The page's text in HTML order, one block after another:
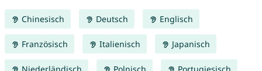
Chinesisch Deutsch Englisch
Französisch Italienisch Japanisch